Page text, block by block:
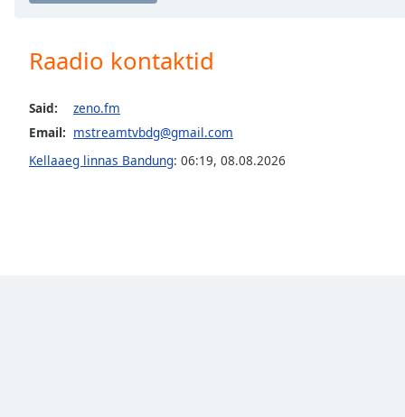
Chapters
descriptions
off,
selected
Raadio kontaktid
Said:
zeno.fm
Email: mstreamtvbdg@gmail.com
Kellaaeg linnas Bandung: 06:19, 08.08.2026